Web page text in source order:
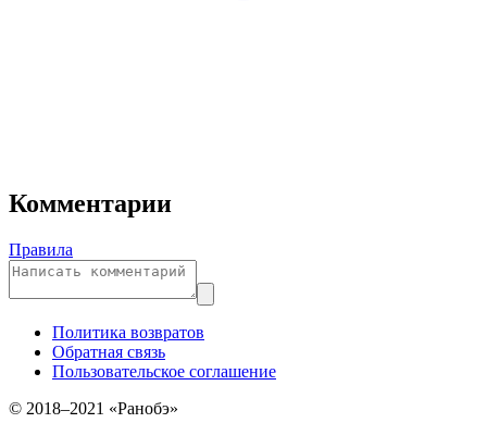
Комментарии
Правила
Политика возвратов
Обратная связь
Пользовательское соглашение
© 2018–2021 «Ранобэ»